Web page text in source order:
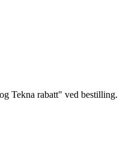
Tekna rabatt" ved bestilling.